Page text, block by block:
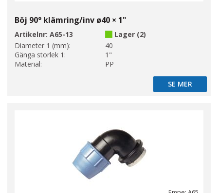
Böj 90° klämring/inv ø40 × 1"
Artikelnr: A65-13
Lager (2)
Diameter 1 (mm):
40
Gänga storlek 1:
1"
Material:
PP
SE MER
SE MER